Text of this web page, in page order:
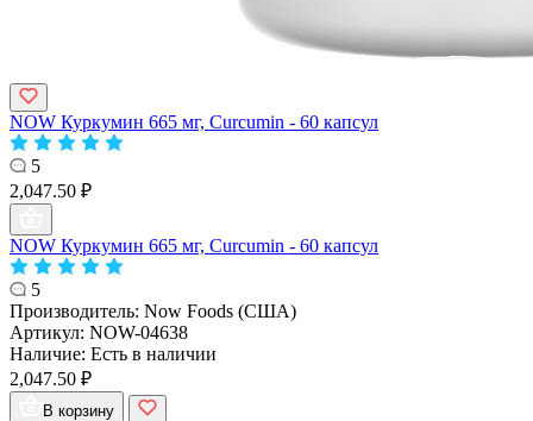
NOW Куркумин 665 мг, Curcumin - 60 капсул
5
2,047.50 ₽
NOW Куркумин 665 мг, Curcumin - 60 капсул
5
Производитель: Now Foods (США)
Артикул: NOW-04638
Наличие: Есть в наличии
2,047.50 ₽
В корзину